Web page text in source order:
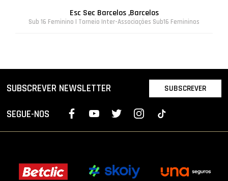
Esc Sec Barcelos ,Barcelos
Sub 16 Feminino | Torneio Inter-Associações Sub16 Femininos
SUBSCREVER NEWSLETTER SUBSCREVER
SEGUE-NOS